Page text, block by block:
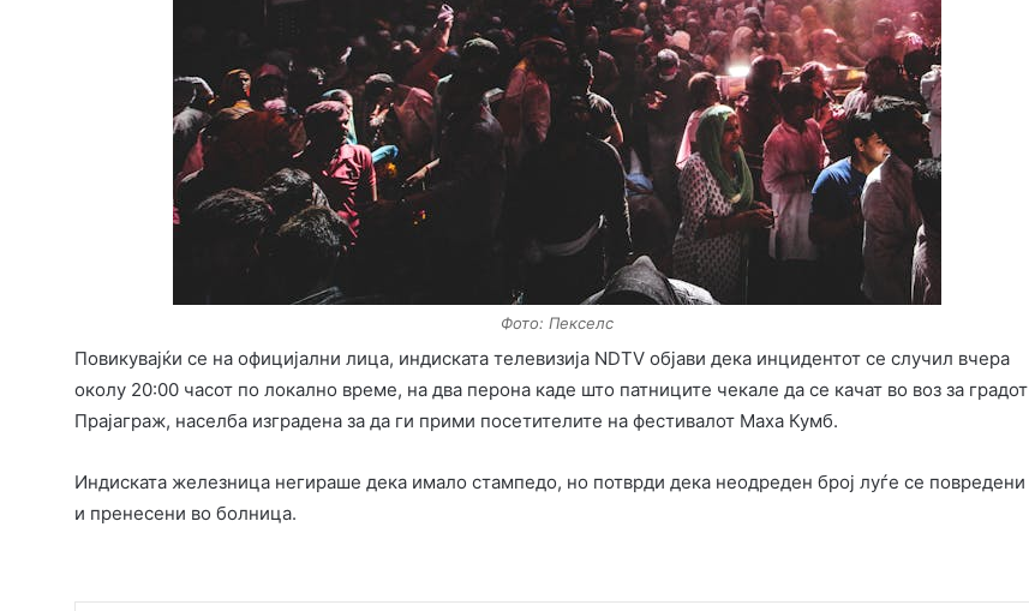
Фото: Пекселс
Повикувајќи се на официјални лица, индиската телевизија NDTV објави дека инцидентот се случил вчера
околу 20:00 часот по локално време, на два перона каде што патниците чекале да се качат во воз за градот
Прајаграж, населба изградена за да ги прими посетителите на фестивалот Маха Кумб.
Индиската железница негираше дека имало стампедо, но потврди дека неодреден број луѓе се повредени
и пренесени во болница.